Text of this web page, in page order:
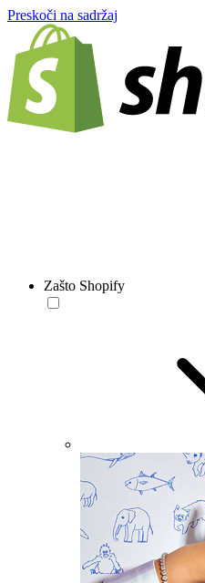
Preskoči na sadržaj
Zašto Shopify